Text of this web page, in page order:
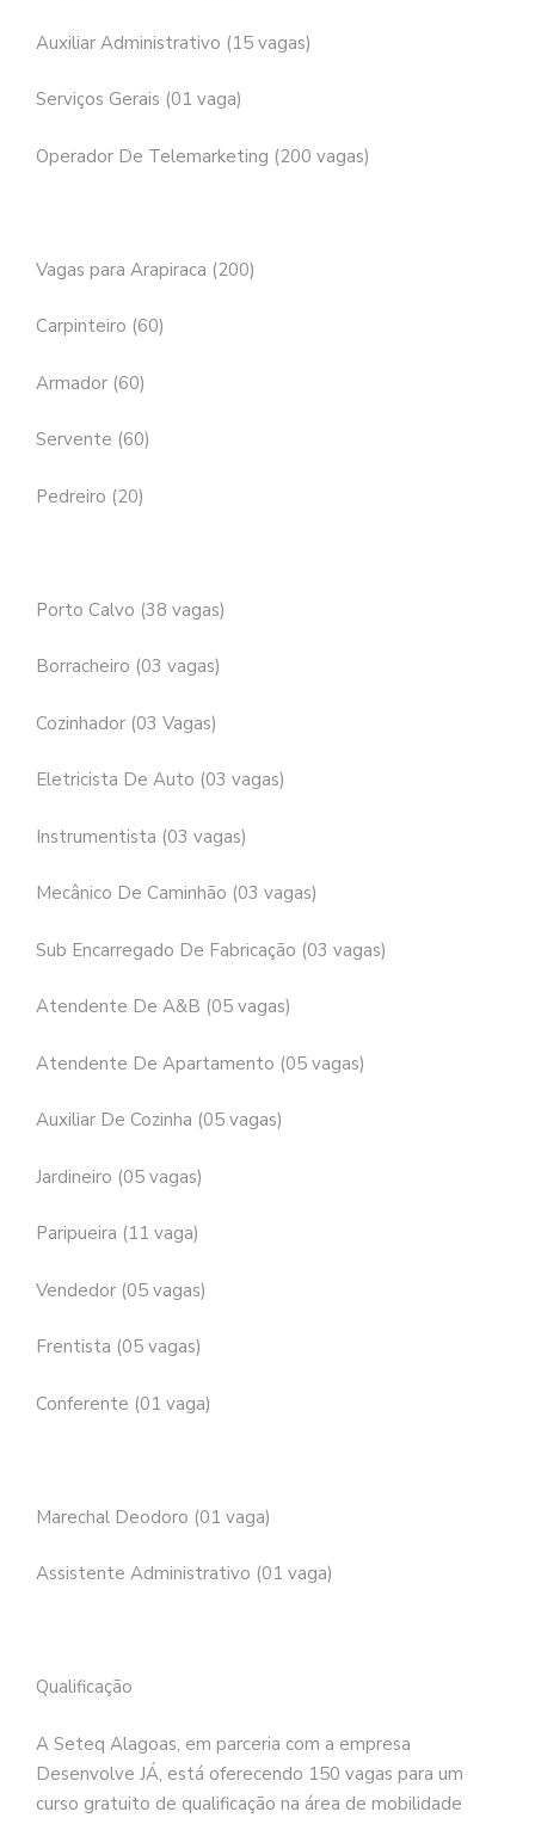
Auxiliar Administrativo (15 vagas)
Serviços Gerais (01 vaga)
Operador De Telemarketing (200 vagas)
Vagas para Arapiraca (200)
Carpinteiro (60)
Armador (60)
Servente (60)
Pedreiro (20)
Porto Calvo (38 vagas)
Borracheiro (03 vagas)
Cozinhador (03 Vagas)
Eletricista De Auto (03 vagas)
Instrumentista (03 vagas)
Mecânico De Caminhão (03 vagas)
Sub Encarregado De Fabricação (03 vagas)
Atendente De A&B (05 vagas)
Atendente De Apartamento (05 vagas)
Auxiliar De Cozinha (05 vagas)
Jardineiro (05 vagas)
Paripueira (11 vaga)
Vendedor (05 vagas)
Frentista (05 vagas)
Conferente (01 vaga)
Marechal Deodoro (01 vaga)
Assistente Administrativo (01 vaga)
Qualificação
A Seteq Alagoas, em parceria com a empresa
Desenvolve JÁ, está oferecendo 150 vagas para um
curso gratuito de qualificação na área de mobilidade